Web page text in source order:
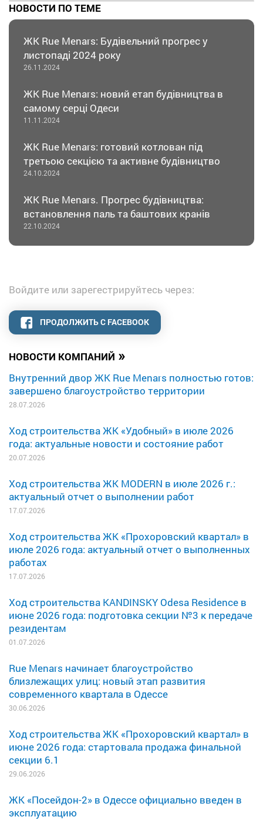
НОВОСТИ КОМПАНИЙ »
Внутренний двор ЖК Rue Menars полностью готов:
завершено благоустройство территории
28.07.2026
Ход строительства ЖК «Удобный» в июле 2026
года: актуальные новости и состояние работ
20.07.2026
Ход строительства ЖК MODERN в июле 2026 г.:
актуальный отчет о выполнении работ
17.07.2026
Ход строительства ЖК «Прохоровский квартал» в
июле 2026 года: актуальный отчет о выполненных
работах
17.07.2026
Ход строительства KANDINSKY Odesa Residence в
июне 2026 года: подготовка секции №3 к передаче
резидентам
01.07.2026
Rue Menars начинает благоустройство
близлежащих улиц: новый этап развития
современного квартала в Одессе
30.06.2026
Ход строительства ЖК «Прохоровский квартал» в
июне 2026 года: стартовала продажа финальной
секции 6.1
29.06.2026
ЖК «Посейдон-2» в Одессе официально введен в
эксплуатацию
НОВОСТИ ПО ТЕМЕ
ЖК Rue Menars: Будівельний прогрес у
листопаді 2024 року
26.11.2024
ЖК Rue Menars: новий етап будівництва в
самому серці Одеси
11.11.2024
ЖК Rue Menars: готовий котлован під
третьою секцією та активне будівництво
24.10.2024
ЖК Rue Menars. Прогрес будівництва:
встановлення паль та баштових кранів
22.10.2024
Войдите или зарегестрируйтесь через:
ПРОДОЛЖИТЬ С FACEBOOK